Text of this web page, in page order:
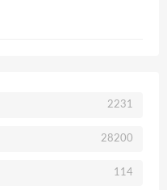
2231
28200
114